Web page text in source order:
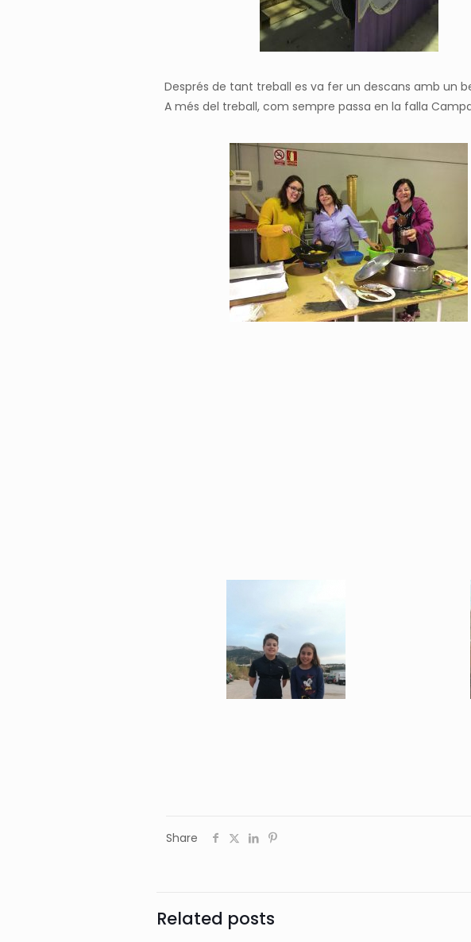
Després de tant treball es va fer un descans amb un
A més del treball, com sempre passa en la falla
Share
Related posts